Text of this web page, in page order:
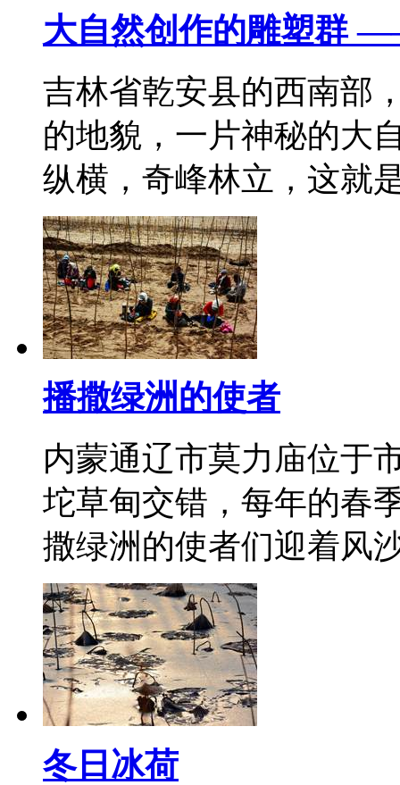
大自然创作的雕塑群
吉林省乾安县的西南部
的地貌，一片神秘的大
纵横，奇峰林立，这
播撒绿洲的使者
内蒙通辽市莫力庙位于
坨草甸交错，每年的春
撒绿洲的使者们迎着
冬日冰荷